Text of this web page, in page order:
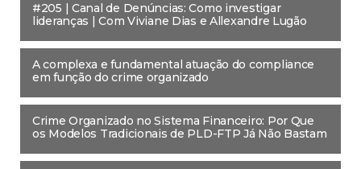
#205 | Canal de Denúncias: Como investigar
lideranças | Com Viviane Dias e Allexandre Lugão
A complexa e fundamental atuação do compliance
em função do crime organizado
Crime Organizado no Sistema Financeiro: Por Que
os Modelos Tradicionais de PLD-FTP Já Não Bastam